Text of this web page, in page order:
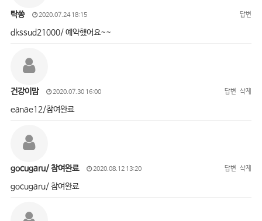
탁쏭 2020.07.24 18:15 답변
dkssud21000/ 예약했어요~~
건강이맘 2020.07.30 16:00 답변 삭제
eanae12/참여완료
gocugaru/ 참여완료 2020.08.12 13:20 답변 삭제
gocugaru/ 참여완료